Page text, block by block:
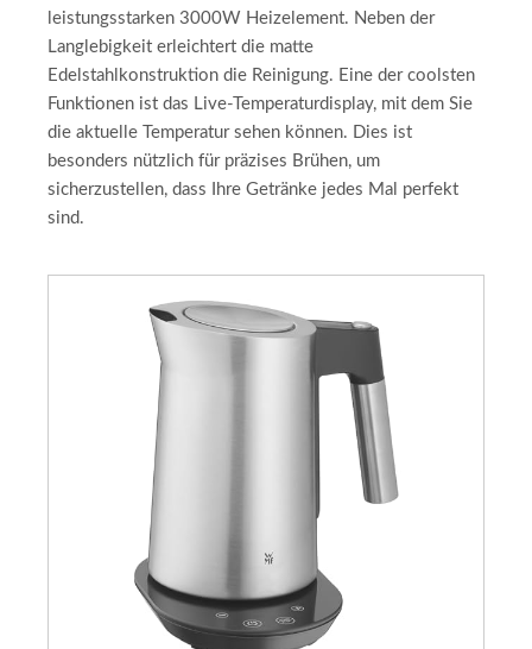
leistungsstarken 3000W Heizelement. Neben der
Langlebigkeit erleichtert die matte
Edelstahlkonstruktion die Reinigung. Eine der coolsten
Funktionen ist das Live-Temperaturdisplay, mit dem Sie
die aktuelle Temperatur sehen können. Dies ist
besonders nützlich für präzises Brühen, um
sicherzustellen, dass Ihre Getränke jedes Mal perfekt
sind.